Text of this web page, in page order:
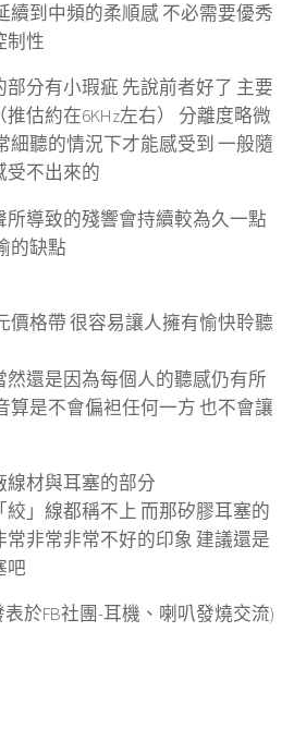
續到中頻的柔順感 不必需要優秀
制性
分有小瑕疵 先說前者好了 主要
估約在6KHz左右） 分離度略微
細聽的情況下才能感受到 一般隨
受不出來的
導致的殘響會持續較為久一點
的缺點
價格帶 很容易讓人擁有愉快聆聽
還是因為每個人的聽感仍有所
算是不會偏袒任何一方 也不會讓
線材與耳塞的部分
」線都稱不上 而那矽膠耳塞的
非常非常不好的印象 建議還是
吧
表於FB社團-耳機、喇叭發燒交流)